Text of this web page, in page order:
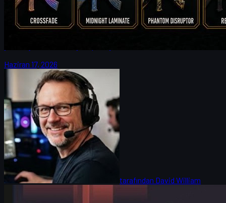
Koşusu
9z kaptanı max ile IEM Cologne Major 2026, FURIA eşleşmesi,
Haziran 17, 2026
tarafından David William